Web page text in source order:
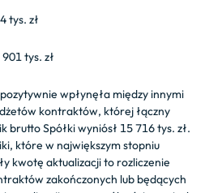
tys. zł
tys. zł
wpłynęła między innymi
kontraktów, której łączny
brutto Spółki wyniósł 15 716 tys. zł.
które w największym stopniu
kwotę aktualizacji to rozliczenie
zakończonych lub będących